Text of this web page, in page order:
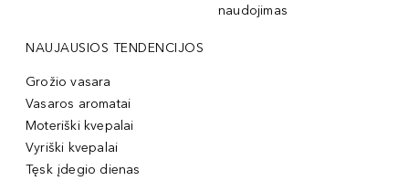
naudojimas
NAUJAUSIOS TENDENCIJOS
Grožio vasara
Vasaros aromatai
Moteriški kvepalai
Vyriški kvepalai
Tęsk įdegio dienas